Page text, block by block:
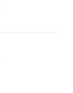
Sie auf den Button
an Drittanbieter